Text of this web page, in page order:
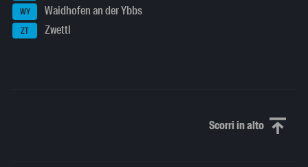
WY Waidhofen an der Ybbs
ZT Zwettl
Scorri in altoScorri in alto